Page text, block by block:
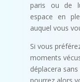
paris ou de
espace en
auquel vous
Si vous
moments
déplacera